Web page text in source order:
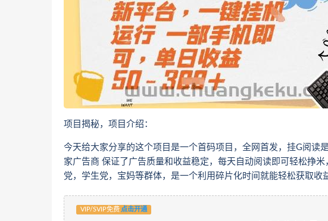
项目揭秘，项目介绍：
今天给大家分享的这个项目是一个首码项目，全网首发，挂G阅读
家广告商 保证了广告质量和收益稳定，每天自动阅读即可轻松挣
党，学生党，宝妈等群体，是一个利用碎片化时间就能轻松获取收
VIP/SVIP免费 点击开通